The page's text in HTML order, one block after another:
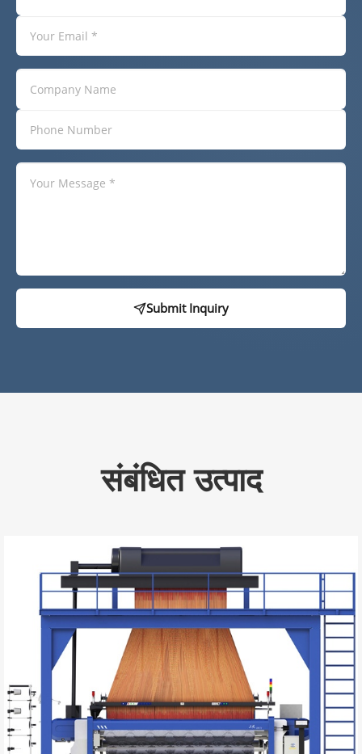
Submit Inquiry
संबंधित उत्पाद